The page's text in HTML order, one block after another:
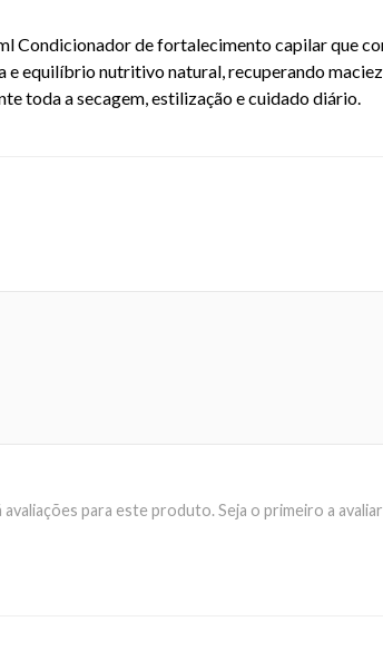
Condicionador de fortalecimento capilar que
equilíbrio nutritivo natural, recuperando
toda a secagem, estilização e cuidado diário.
avaliações para este produto. Seja o primeiro a